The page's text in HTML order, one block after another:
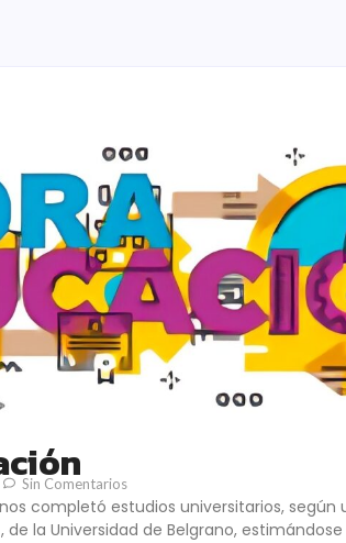
Sin Comentarios
completó estudios universitarios,
de la Universidad de Belgrano,